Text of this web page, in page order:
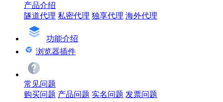
产品介绍
隧道代理 私密代理 独享代理 海外代理
功能介绍
浏览器插件
常见问题
购买问题 产品问题 实名问题 发票问题